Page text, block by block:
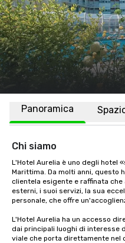
Panoramica
Chi siamo
L'Hotel Aurelia è uno degli hotel
Marittima. Da molti anni, questo
clientela esigente e raffinata che
esterni, i suoi servizi, la sua
personale, che offre
L'Hotel Aurelia ha un accesso
dai principali luoghi di interesse
viale che porta direttamente nel